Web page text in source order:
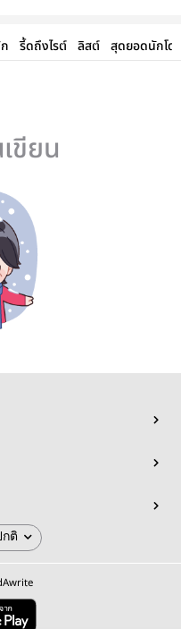
รี้ดถึงไรต์ ลิสต์ สุดยอดนักโด
ขียน
ติ